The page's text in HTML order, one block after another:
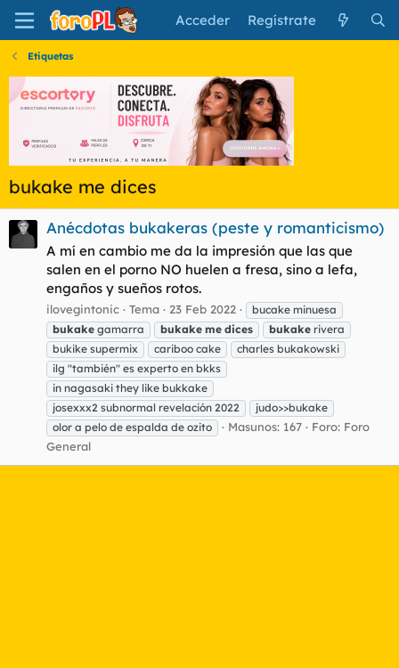
Acceder Regístrate
Etiquetas
bukake me dices
Anécdotas bukakeras (peste y romanticismo)
A mí en cambio me da la impresión que las que
salen en el porno NO huelen a fresa, sino a lefa,
engaños y sueños rotos.
ilovegintonic Tema 23 Feb 2022
bucake minuesa
bukake gamarra bukake me dices bukake rivera
bukike supermix
cariboo cake
charles bukakowski
ilg "también" es experto en bkks
in nagasaki they like bukkake
josexxx2 subnormal revelación 2022
judo>>bukake
olor a pelo de espalda de ozito
Masunos: 167 Foro: Foro
General